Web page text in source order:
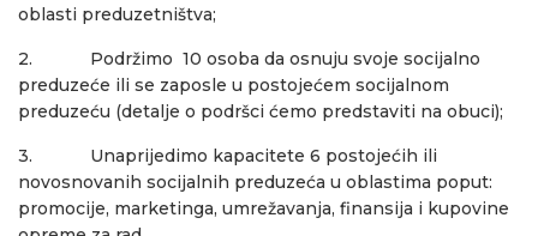
oblasti preduzetništva;
2. Podržimo 10 osoba da osnuju svoje socijalno
preduzeće ili se zaposle u postojećem socijalnom
preduzeću (detalje o podršci ćemo predstaviti na obuci);
3. Unaprijedimo kapacitete 6 postojećih ili
novosnovanih socijalnih preduzeća u oblastima poput:
promocije, marketinga, umrežavanja, finansija i kupovine